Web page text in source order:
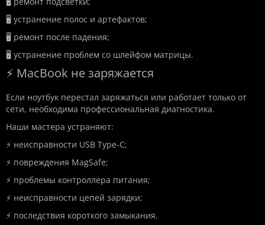
🖥️ устранение полос и артефактов;
🖥️ ремонт после падения;
🖥️ устранение проблем со шлейфом матрицы.
⚡ MacBook не заряжается
Если ноутбук перестал заряжаться или работает только от
сети, необходима профессиональная диагностика.
Наши мастера устраняют:
⚡ неисправности USB Type-C;
⚡ повреждения MagSafe;
⚡ проблемы контроллера питания;
⚡ неисправности цепей зарядки;
⚡ последствия короткого замыкания.